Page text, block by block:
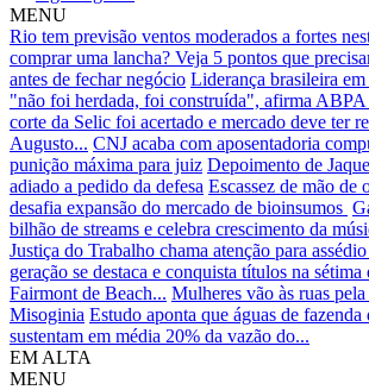
MENU
Rio tem previsão ventos moderados a fortes
comprar uma lancha? Veja 5 pontos que
antes de fechar negócio Liderança brasileira
"não foi herdada, foi construída", afirma ABPA
corte da Selic foi acertado e mercado deve ter
Augusto... CNJ acaba com aposentadoria
punição máxima para juiz Depoimento de
adiado a pedido da defesa Escassez de mão de
desafia expansão do mercado de bioinsumos
bilhão de streams e celebra crescimento da
Justiça do Trabalho chama atenção para
geração se destaca e conquista títulos na
Fairmont de Beach... Mulheres vão às ruas
Misoginia Estudo aponta que águas de
sustentam em média 20% da vazão do...
EM ALTA
MENU